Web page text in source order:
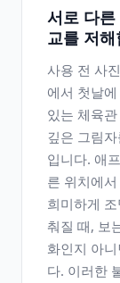
서로 다
교를 저
사용 전 사
에서 첫날
있는 체육
깊은 그림
입니다. 애
른 위치에
희미하게
춰질 때, 보
화인지 아
다. 이러한